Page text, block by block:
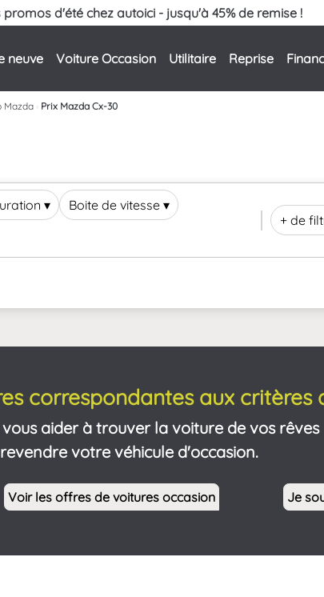
d'été chez autoici - jusqu'à 45% de remise !
neuve Voiture Occasion Utilitaire Reprise
Mazda › Prix Mazda Cx-30
▾ Boite de vitesse ▾
+ de
correspondantes aux critères
vous aider à trouver la voiture de vos rêves
votre véhicule d'occasion.
Voir les offres de voitures occasion Je